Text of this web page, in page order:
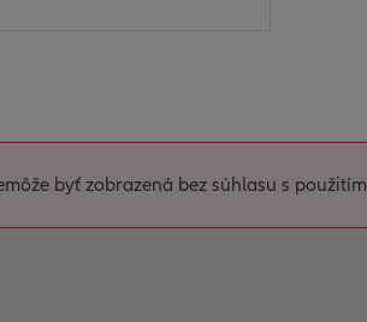
byť zobrazená bez súhlasu s použitím